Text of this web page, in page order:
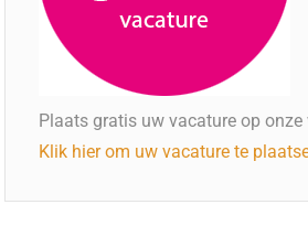
Plaats gratis uw vacature op onze
Klik hier om uw vacature te